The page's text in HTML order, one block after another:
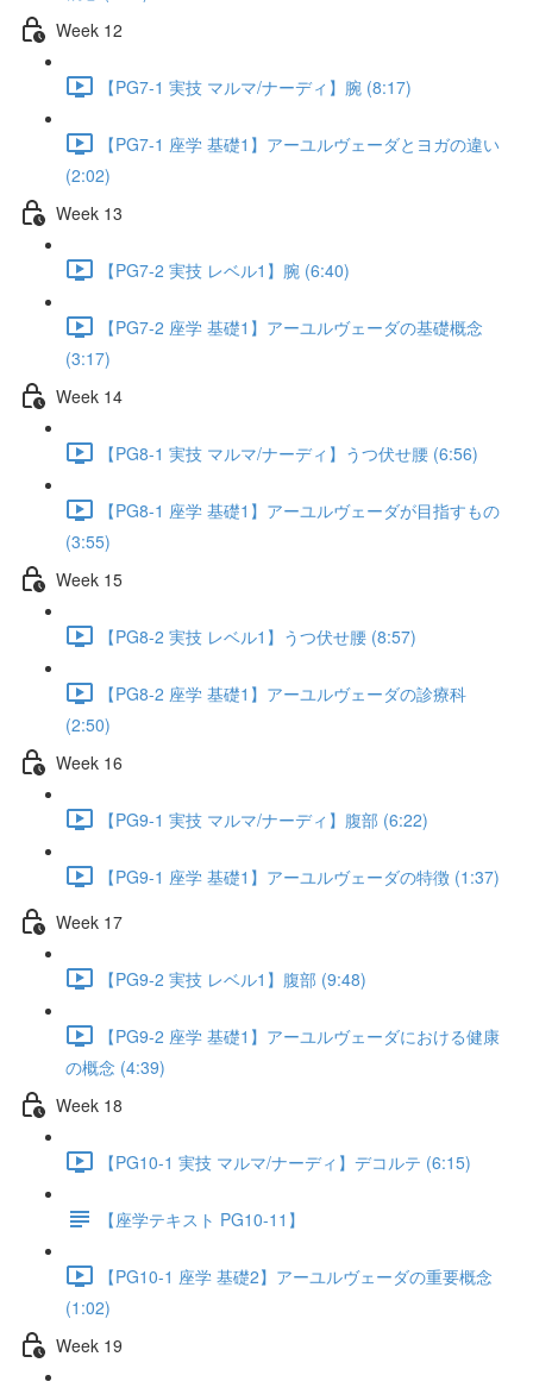
Week 12
【PG7-1 実技 マルマ/ナーディ】腕 (8:17)
【PG7-1 座学 基礎1】アーユルヴェーダとヨガの違い
(2:02)
Week 13
【PG7-2 実技 レベル1】腕 (6:40)
【PG7-2 座学 基礎1】アーユルヴェーダの基礎概念
(3:17)
Week 14
【PG8-1 実技 マルマ/ナーディ】うつ伏せ腰 (6:56)
【PG8-1 座学 基礎1】アーユルヴェーダが目指すもの
(3:55)
Week 15
【PG8-2 実技 レベル1】うつ伏せ腰 (8:57)
【PG8-2 座学 基礎1】アーユルヴェーダの診療科
(2:50)
Week 16
【PG9-1 実技 マルマ/ナーディ】腹部 (6:22)
【PG9-1 座学 基礎1】アーユルヴェーダの特徴 (1:37)
Week 17
【PG9-2 実技 レベル1】腹部 (9:48)
【PG9-2 座学 基礎1】アーユルヴェーダにおける健康
の概念 (4:39)
Week 18
【PG10-1 実技 マルマ/ナーディ】デコルテ (6:15)
【座学テキスト PG10-11】
【PG10-1 座学 基礎2】アーユルヴェーダの重要概念
(1:02)
Week 19